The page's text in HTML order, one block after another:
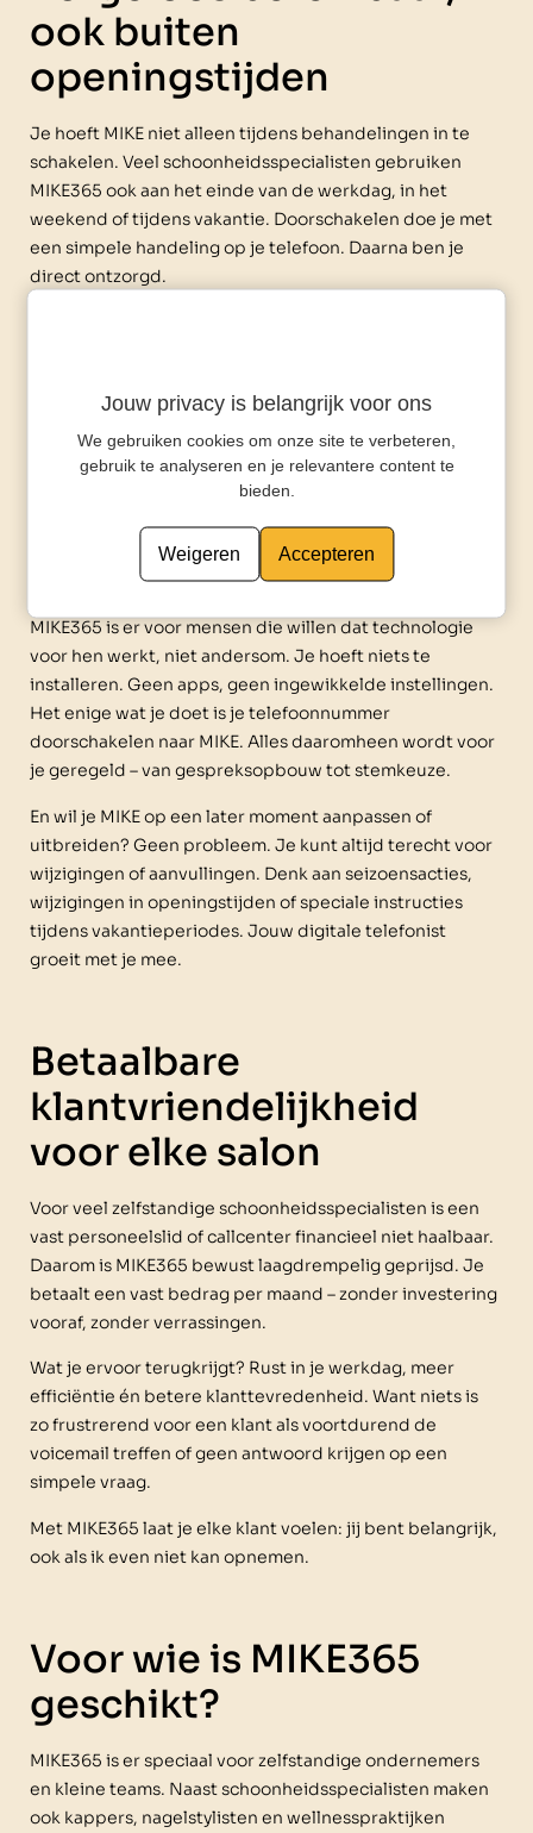
ook buiten
openingstijden
Je hoeft MIKE niet alleen tijdens behandelingen in te
schakelen. Veel schoonheidsspecialisten gebruiken
MIKE365 ook aan het einde van de werkdag, in het
weekend of tijdens vakantie. Doorschakelen doe je met
een simpele handeling op je telefoon. Daarna ben je
direct ontzorgd.
behandelingen. Terwijl jij ontspant, blijft MIKE
professioneel en vriendelijk bereikbaar. Altijd.
Direct contact zonder
technische poespas
MIKE365 is er voor mensen die willen dat technologie
voor hen werkt, niet andersom. Je hoeft niets te
installeren. Geen apps, geen ingewikkelde instellingen.
Het enige wat je doet is je telefoonnummer
doorschakelen naar MIKE. Alles daaromheen wordt voor
je geregeld – van gespreksopbouw tot stemkeuze.
En wil je MIKE op een later moment aanpassen of
uitbreiden? Geen probleem. Je kunt altijd terecht voor
wijzigingen of aanvullingen. Denk aan seizoensacties,
wijzigingen in openingstijden of speciale instructies
tijdens vakantieperiodes. Jouw digitale telefonist
groeit met je mee.
Betaalbare
klantvriendelijkheid
voor elke salon
Voor veel zelfstandige schoonheidsspecialisten is een
vast personeelslid of callcenter financieel niet haalbaar.
Daarom is MIKE365 bewust laagdrempelig geprijsd. Je
betaalt een vast bedrag per maand – zonder investering
vooraf, zonder verrassingen.
Wat je ervoor terugkrijgt? Rust in je werkdag, meer
efficiëntie én betere klanttevredenheid. Want niets is
zo frustrerend voor een klant als voortdurend de
voicemail treffen of geen antwoord krijgen op een
simpele vraag.
Met MIKE365 laat je elke klant voelen: jij bent belangrijk,
ook als ik even niet kan opnemen.
Voor wie is MIKE365
geschikt?
MIKE365 is er speciaal voor zelfstandige ondernemers
en kleine teams. Naast schoonheidsspecialisten maken
ook kappers, nagelstylisten en wellnesspraktijken
Jouw privacy is belangrijk voor ons
We gebruiken cookies om onze site te verbeteren,
gebruik te analyseren en je relevantere content te
bieden.
Weigeren Accepteren